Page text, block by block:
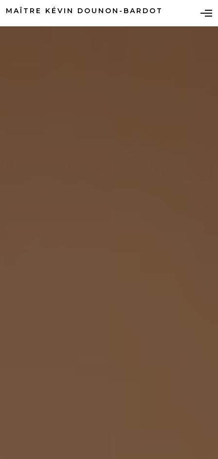
MAÎTRE KÉVIN DOUNON-BARDOT